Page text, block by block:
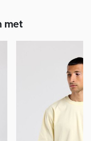
met